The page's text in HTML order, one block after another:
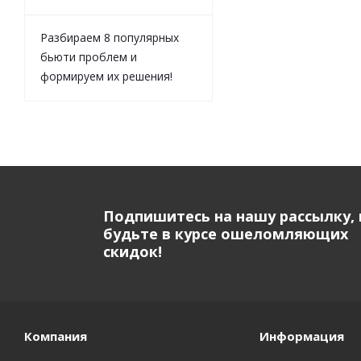
Разбираем 8 популярных
бьюти проблем и
формируем их решения!
Подпишитесь на нашу рассылку,
будьте в курсе ошеломляющих
скидок!
Компания Информация